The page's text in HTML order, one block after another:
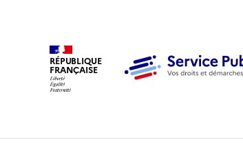
RÉPUBLIQUE
FRANÇAISE